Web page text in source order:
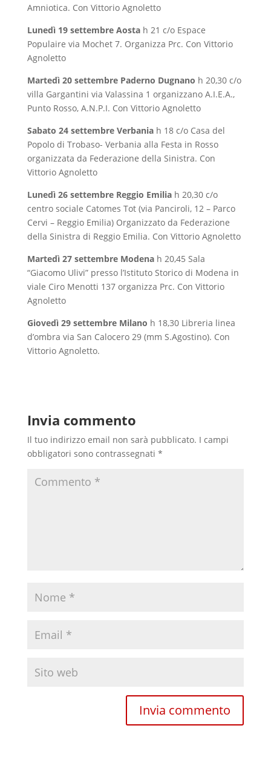
Amniotica. Con Vittorio Agnoletto
Lunedì 19 settembre Aostah 21 c/o Espace
Populaire via Mochet 7. Organizza Prc. Con Vittorio
Agnoletto
Martedì 20 settembre Paderno Dugnano h 20,30 c/o
villa Gargantini via Valassina 1 organizzano A.I.E.A.,
Punto Rosso, A.N.P.I. Con Vittorio Agnoletto
Sabato 24 settembre Verbaniah 18 c/o Casa del
Popolo di Trobaso- Verbania alla Festa in Rosso
organizzata da Federazione della Sinistra. Con
Vittorio Agnoletto
Lunedì 26 settembre Reggio Emiliah 20,30 c/o
centro sociale Catomes Tot (via Panciroli, 12 – Parco
Cervi – Reggio Emilia) Organizzato da Federazione
della Sinistra di Reggio Emilia. Con Vittorio Agnoletto
Martedì 27 settembre Modenah 20,45 Sala
“Giacomo Ulivi” presso l’Istituto Storico di Modena in
viale Ciro Menotti 137 organizza Prc. Con Vittorio
Agnoletto
Giovedì 29 settembre Milano h 18,30 Libreria linea
d’ombra via San Calocero 29 (mm S.Agostino). Con
Vittorio Agnoletto.
Invia commento
Il tuo indirizzo email non sarà pubblicato. I campi
obbligatori sono contrassegnati *